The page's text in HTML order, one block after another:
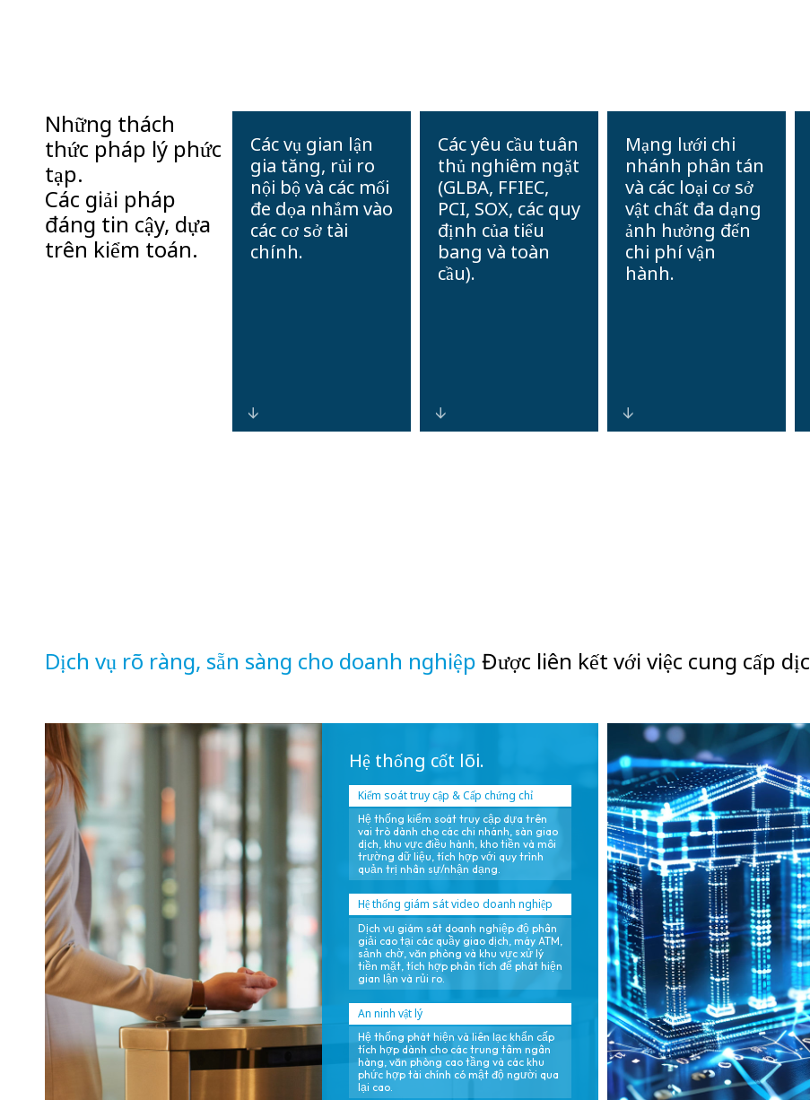
Những thách
thức pháp lý phức
tạp.
Các giải pháp
đáng tin cậy, dựa
trên kiểm toán.
Các vụ gian lận
gia tăng, rủi ro
nội bộ và các mối
đe dọa nhắm vào
các cơ sở tài
chính.
tăng cường
phòng chống
động.
Các yêu cầu tuân
thủ nghiêm ngặt
(GLBA, FFIEC,
PCI, SOX, các quy
định của tiểu
bang và toàn
cầu).
toàn, giảm thiểu
rủi ro quản lý.
Mạng lưới chi
nhánh phân tán
và các loại cơ sở
vật chất đa dạng
ảnh hưởng đến
chi phí vận
hành.
từ xa, tối ưu hóa
tổng chi phí sở
Dịch vụ rõ ràng, sẵn sàng cho doanh nghiệp Được liên kết với việc cung cấp
Hệ thống cốt lõi.
Kiểm soát truy cập & Cấp chứng chỉ
Hệ thống kiểm soát truy cập dựa trên
vai trò dành cho các chi nhánh, sàn giao
dịch, khu vực điều hành, kho tiền và môi
trường dữ liệu, tích hợp với quy trình
quản trị nhân sự/nhận dạng.
Hệ thống giám sát video doanh nghiệp
Dịch vụ giám sát doanh nghiệp độ phân
giải cao tại các quầy giao dịch, máy ATM,
sảnh chờ, văn phòng và khu vực xử lý
tiền mặt, tích hợp phân tích để phát hiện
gian lận và rủi ro.
An ninh vật lý
Hệ thống phát hiện và liên lạc khẩn cấp
tích hợp dành cho các trung tâm ngân
hàng, văn phòng cao tầng và các khu
phức hợp tài chính có mật độ người qua
lại cao.